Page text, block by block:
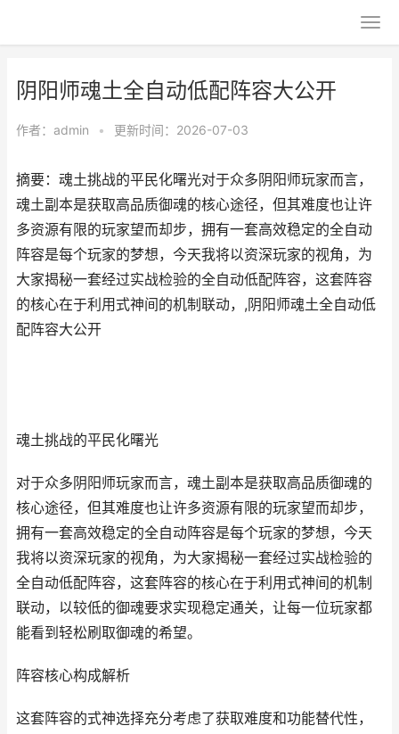
阴阳师魂土全自动低配阵容大公开
作者： admin • 更新时间：2026-07-03
摘要：魂土挑战的平民化曙光对于众多阴阳师玩家而言，
魂土副本是获取高品质御魂的核心途径，但其难度也让许
多资源有限的玩家望而却步，拥有一套高效稳定的全自动
阵容是每个玩家的梦想，今天我将以资深玩家的视角，为
大家揭秘一套经过实战检验的全自动低配阵容，这套阵容
的核心在于利用式神间的机制联动，,阴阳师魂土全自动低
配阵容大公开
魂土挑战的平民化曙光
对于众多阴阳师玩家而言，魂土副本是获取高品质御魂的
核心途径，但其难度也让许多资源有限的玩家望而却步，
拥有一套高效稳定的全自动阵容是每个玩家的梦想，今天
我将以资深玩家的视角，为大家揭秘一套经过实战检验的
全自动低配阵容，这套阵容的核心在于利用式神间的机制
联动，以较低的御魂要求实现稳定通关，让每一位玩家都
能看到轻松刷取御魂的希望。
阵容核心构成解析
这套阵容的式神选择充分考虑了获取难度和功能替代性，